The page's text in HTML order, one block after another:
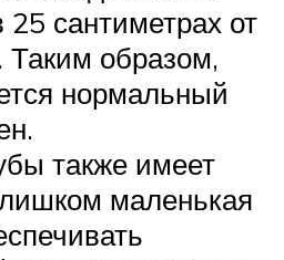
сантиметрах от
Таким образом,
нормальный
также имеет
маленькая